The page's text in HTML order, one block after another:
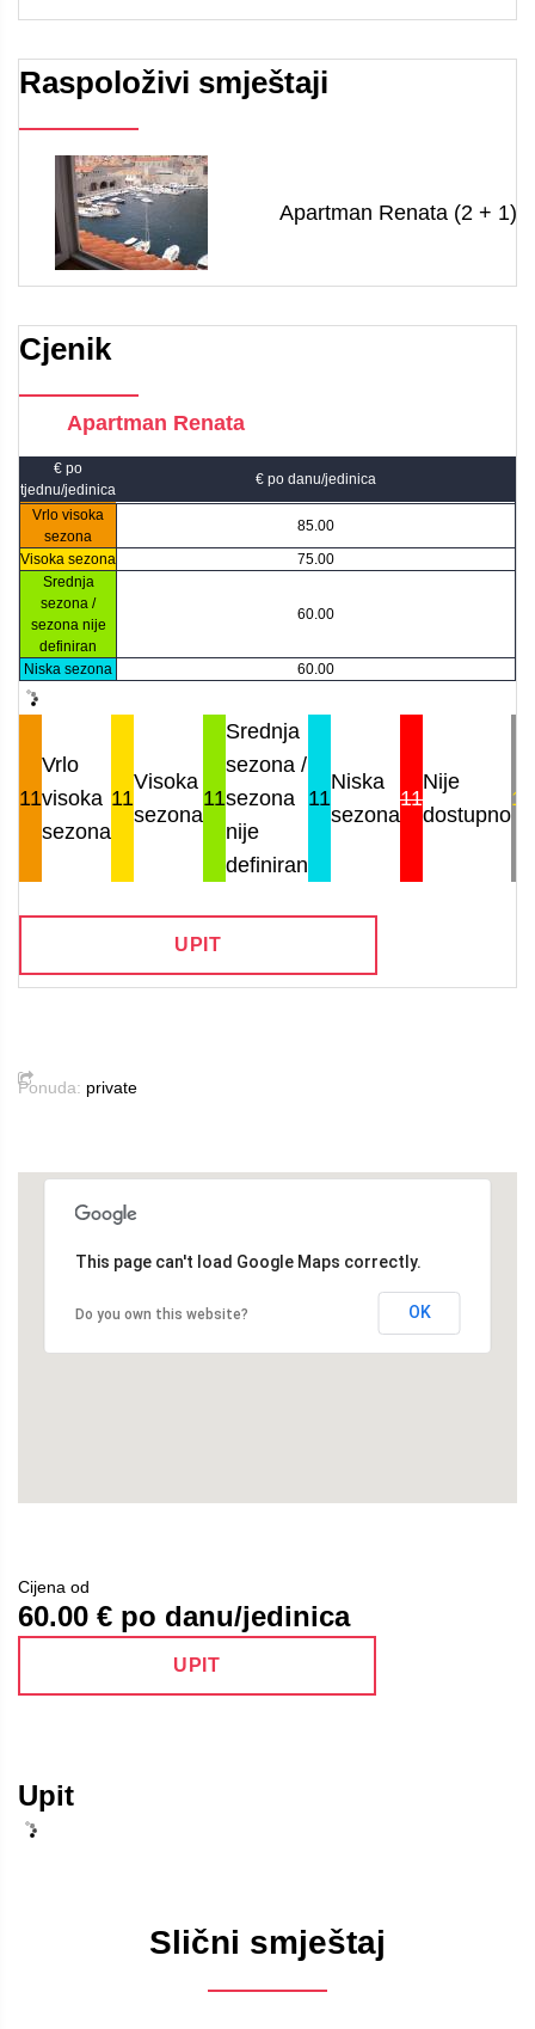
Raspoloživi smještaji
Apartman Renata (2 + 1)
Cjenik
Apartman Renata
€ po
tjednu/jedinica
€ po danu/jedinica
Vrlo visoka
sezona
85.00
Visoka sezona
75.00
Srednja
sezona /
sezona nije
definiran
60.00
Niska sezona 60.00
11
Vrlo
visoka
sezona
11
Visoka
sezona
11
Srednja
sezona /
sezona
nije
definiran
11
Niska
sezona
11
Nije
dostupno
11
UPIT
Ponuda: private
This page can't load Google Maps correctly.
Do you own this website? OK
Cijena od
60.00 € po danu/jedinica
UPIT
Upit
Slični smještaj